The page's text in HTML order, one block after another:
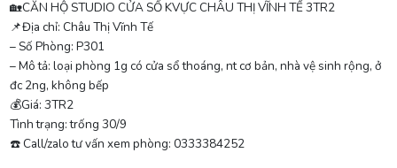
🏡CĂN HỘ STUDIO CỬA SỔ KVỰC CHÂU THỊ VĨNH TẾ 3TR2
📌Địa chỉ: Châu Thị Vĩnh Tế
– Số Phòng: P301
– Mô tả: loại phòng 1g có cửa sổ thoáng, nt cơ bản, nhà vệ sinh rộng, ở
đc 2ng, không bếp
💰Giá: 3TR2
Tình trạng: trống 30/9
☎️ Call/zalo tư vấn xem phòng: 0333384252